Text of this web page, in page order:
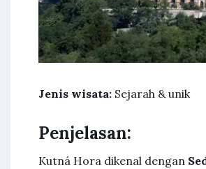
Jenis wisata: Sejarah & unik
Penjelasan:
Kutná Hora dikenal dengan